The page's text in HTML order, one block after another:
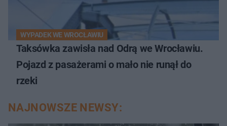
WYPADEK WE WROCŁAWIU
Taksówka zawisła nad Odrą we Wrocławiu.
Pojazd z pasażerami o mało nie runął do
rzeki
NAJNOWSZE NEWSY: